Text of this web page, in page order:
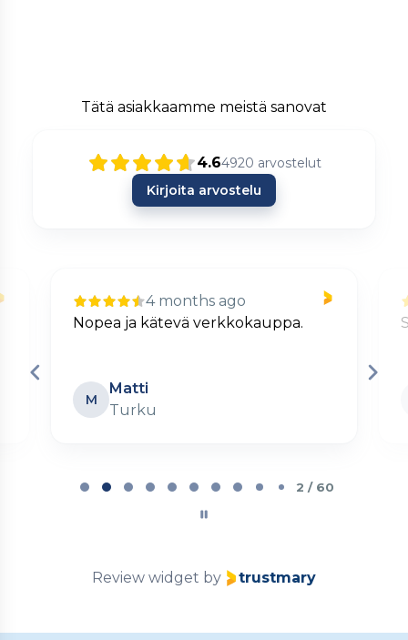
Tätä asiakkaamme meistä sanovat
4.64920 arvostelut
Kirjoita arvostelu
4 months ago
Nopea ja kätevä verkkokauppa.
M
Matti
Turku
2 / 60
Review widget by trustmary